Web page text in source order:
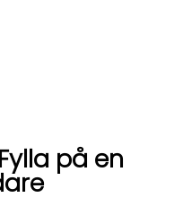
på en